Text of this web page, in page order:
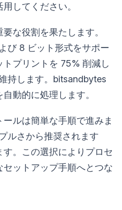
してください。
な役割を果たします。
び 8 ビット形式をサポー
トプリントを 75% 削減し
持します。bitsandbytes
動的に処理します。
ルは簡単な手順で進みま
ルさから推奨されます
。この選択によりプロセ
ットアップ手順へとつな